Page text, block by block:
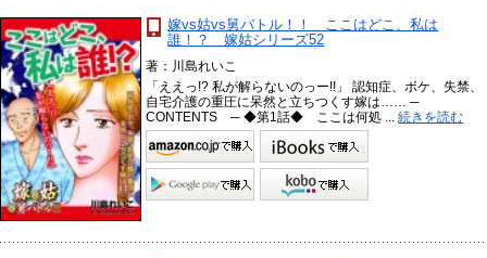
嫁vs姑vs舅バトル！！ ここはどこ、私は
誰！？ 嫁姑シリーズ52
著：川島れいこ
「ええっ!? 私が解らないのっー!!」 認知症、ボケ、失禁、
自宅介護の重圧に呆然と立ちつくす嫁は…… ─
CONTENTS ─ ◆第1話◆ ここは何処 ...続きを読む